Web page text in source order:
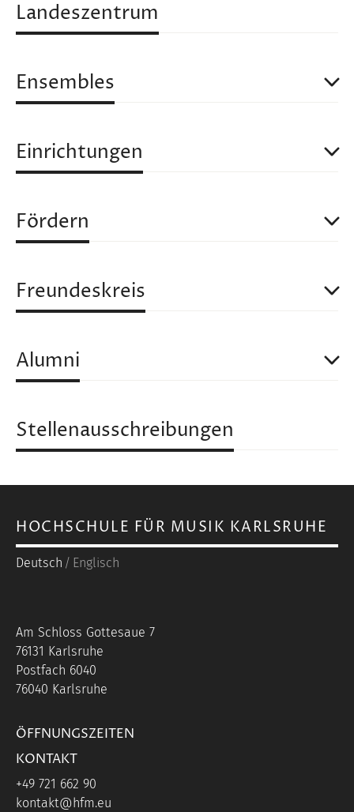
Landeszentrum
Ensembles
Einrichtungen
Fördern
Freundeskreis
Alumni
Stellenausschreibungen
HOCHSCHULE FÜR MUSIK KARLSRUHE
Deutsch Englisch
Am Schloss Gottesaue 7
76131 Karlsruhe
Postfach 6040
76040 Karlsruhe
ÖFFNUNGSZEITEN
KONTAKT
+49 721 662 90
kontakt@hfm.eu